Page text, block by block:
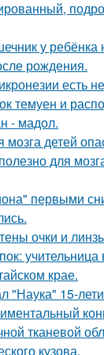
у ребёнка
рождения.
есть
темуен и
- мадол.
детей
для
первыми
очки и
крае.
"Наука" 15-
тканевой
кузова.